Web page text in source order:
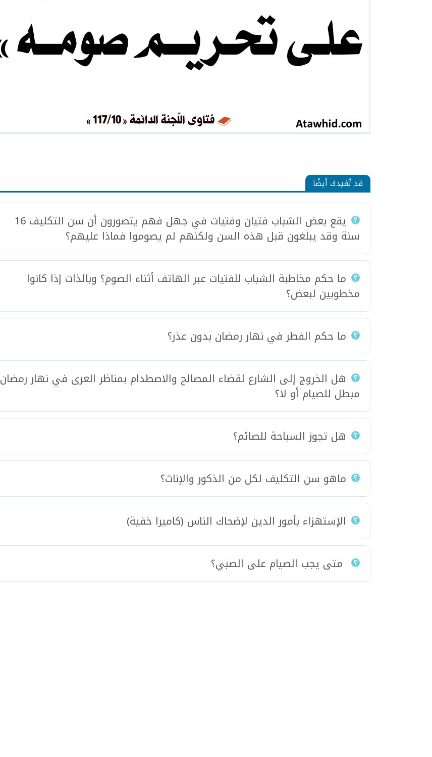
قد تٌفيدك أيضًا
يقع بعض الشباب فتيان وفتيات في جهل فهم يتصورون أن سن التكليف 16
سنة وقد يبلغون قبل هذه السن ولكنهم لم يصوموا فماذا عليهم؟
ما حكم مخاطبة الشباب للفتيات عبر الهاتف أثناء الصوم‏؟‏ وبالذات إذا كانوا
مخطوبين لبعض‏؟
ما حكم الفطر في نهار رمضان بدون عذر؟
هل الخروج إلى الشارع لقضاء المصالح والاصطدام بمناظر العرى في نهار رمضان
مبطل للصيام أو لا؟
هل تجوز السباحة للصائم؟
ماهو سن التكليف لكل من الذكور والإناث؟
الإستهزاء بأمور الدين لإضحاك الناس (كاميرا خفية)
متى يجب الصيام على الصبي؟